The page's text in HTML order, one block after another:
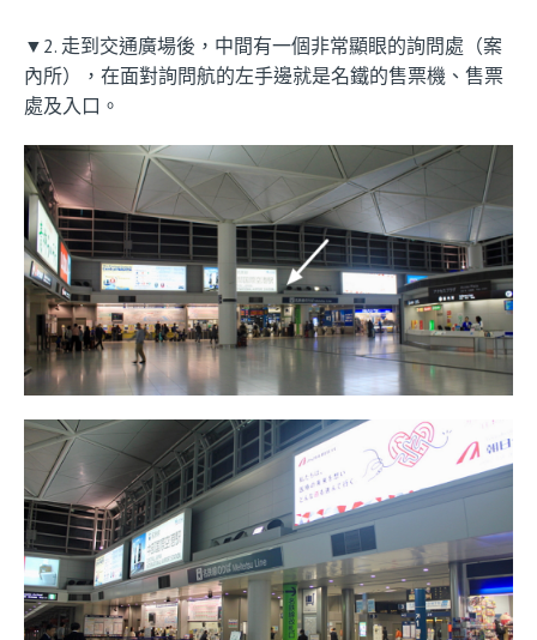
▼2. 走到交通廣場後，中間有一個非常顯眼的詢問處（案
內所），在面對詢問航的左手邊就是名鐵的售票機、售票
處及入口。